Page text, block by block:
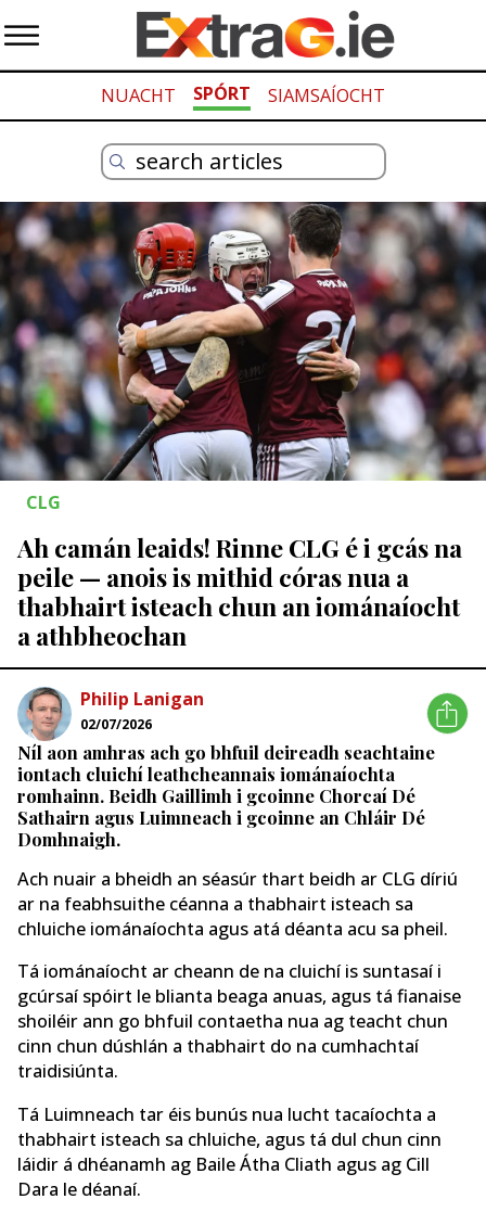
NUACHT SPÓRT SIAMSAÍOCHT
CLG
Ah camán leaids! Rinne CLG é i gcás na
peile — anois is mithid córas nua a
thabhairt isteach chun an iománaíocht
a athbheochan
Philip Lanigan
02/07/2026
Níl aon amhras ach go bhfuil deireadh seachtaine
iontach cluichí leathcheannais iománaíochta
romhainn. Beidh Gaillimh i gcoinne Chorcaí Dé
Sathairn agus Luimneach i gcoinne an Chláir Dé
Domhnaigh.
Ach nuair a bheidh an séasúr thart beidh ar CLG díriú
ar na feabhsuithe céanna a thabhairt isteach sa
chluiche iománaíochta agus atá déanta acu sa pheil.
Tá iománaíocht ar cheann de na cluichí is suntasaí i
gcúrsaí spóirt le blianta beaga anuas, agus tá fianaise
shoiléir ann go bhfuil contaetha nua ag teacht chun
cinn chun dúshlán a thabhairt do na cumhachtaí
traidisiúnta.
Tá Luimneach tar éis bunús nua lucht tacaíochta a
thabhairt isteach sa chluiche, agus tá dul chun cinn
láidir á dhéanamh ag Baile Átha Cliath agus ag Cill
Dara le déanaí.